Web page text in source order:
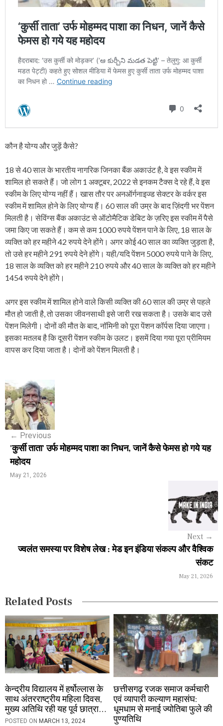
कौन है योग्य और जुड़ें कैसे?
18 से 40 साल के भारतीय नागरिक जिनका बैंक अकाउंट है, वे इस स्कीम में
शामिल हो सकते हैं। जो लोग 1 अक्टूबर, 2022 से इनकम टैक्स दे रहे हैं, वे इस
स्कीम के लिए योग्य नहीं हैं। खास तौर पर अनऑर्गनाइज्ड सेक्टर के वर्कर इस
स्कीम में शामिल होने के लिए योग्य हैं। 60 साल की उम्र के बाद ज़िंदगी भर पेंशन
मिलती है। सेविंग्स बैंक अकाउंट से ऑटोमैटिक डेबिट के ज़रिए इस स्कीम में पैसे
जमा किए जा सकते हैं। कम से कम 1000 रुपये पेंशन पाने के लिए, 18 साल के
व्यक्ति को हर महीने 42 रुपये देने होंगे। अगर कोई 40 साल का व्यक्ति जुड़ता है,
तो उसे हर महीने 291 रुपये देने होंगे। यही/यदि पेंशन 5000 रुपये पाने के लिए,
18 साल के व्यक्ति को हर महीने 210 रुपये और 40 साल के व्यक्ति को हर महीने
1454 रुपये देने होंगे।
अगर इस स्कीम में शामिल होने वाले किसी व्यक्ति की 60 साल की उम्र से पहले
मौत हो जाती है, तो उसका जीवनसाथी इसे जारी रख सकता है। उसके बाद उसे
पेंशन मिलेगी। दोनों की मौत के बाद, नॉमिनी को पूरा पेंशन कॉर्पस दिया जाएगा।
इसका मतलब है कि दूसरी पेंशन स्कीम के उलट। इसमें दिया गया पूरा प्रीमियम
वापस कर दिया जाता है। दोनों को पेंशन मिलती है।
P
o
s
n
a
o
n
← Previous
'कुर्सी ताता' उर्फ मोहम्मद पाशा का निधन, जानें कैसे फेमस हो गये यह
महोदय
May 21, 2026
Next →
ज्वलंत समस्या पर विशेष लेख : मेड इन इंडिया संकल्प और वैश्विक
संकट
May 21, 2026
Related Posts
केन्द्रीय विद्यालय में हर्षोल्लास के
साथ अंतरराष्ट्रीय महिला दिवस,
मुख्य अतिथि रही यह पूर्व छात्रा…
POSTED ON MARCH 13, 2024
छत्तीसगढ़ रजक समाज कर्मचारी
एवं व्यापारी कल्याण महासंघ:
धूमधाम से मनाई ज्योतिबा फुले की
पुण्यतिथि